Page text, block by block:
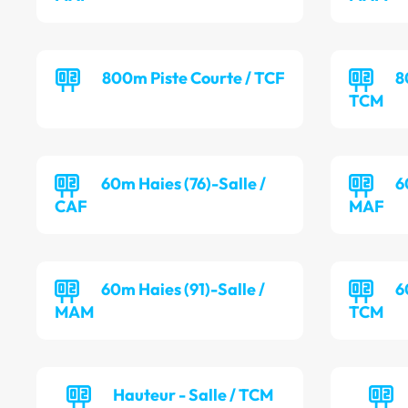
800m Piste Courte / TCF
TCM
60m Haies (76)-Salle /
CAF
MAF
60m Haies (91)-Salle /
MAM
TCM
Hauteur - Salle / TCM